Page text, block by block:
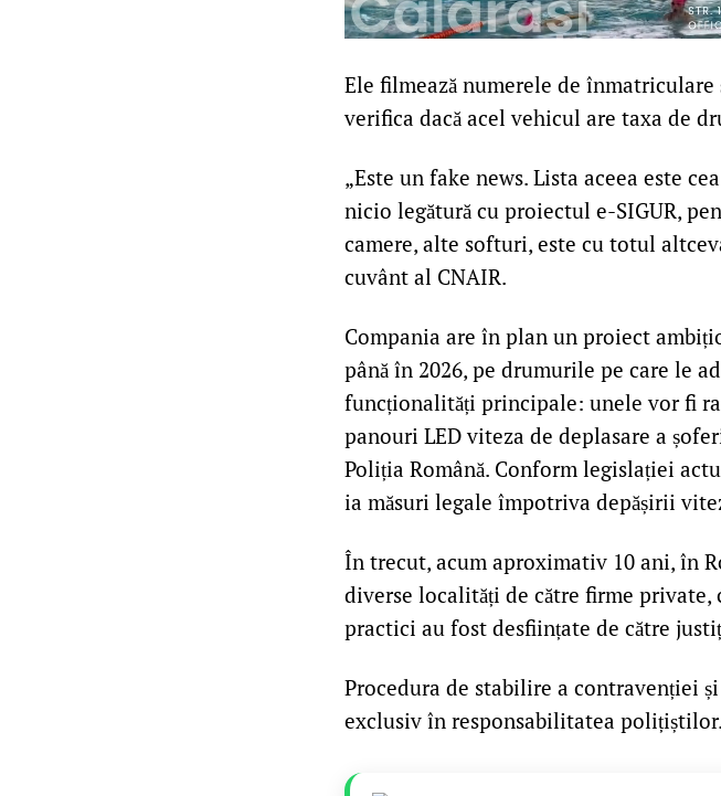
Ele filmează numerele de
verifica dacă acel vehicul are taxa de
„Este un fake news. Lista aceea este
nicio legătură cu proiectul e-SIGUR,
camere, alte softuri, este cu totul
cuvânt al CNAIR.
Compania are în plan un proiect
până în 2026, pe drumurile pe care le
funcționalități principale: unele vor fi
panouri LED viteza de deplasare a
Poliția Română. Conform legislației
ia măsuri legale împotriva depășirii
În trecut, acum aproximativ 10 ani, în
diverse localități de către firme
practici au fost desființate de către
Procedura de stabilire a contravenției
exclusiv în responsabilitatea polițiștilor.